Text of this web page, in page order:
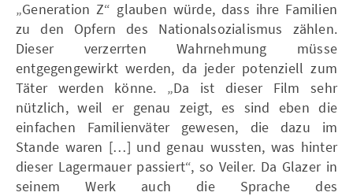
„Generation Z“ glauben würde, dass ihre Familien
zu den Opfern des Nationalsozialismus zählen.
Dieser verzerrten Wahrnehmung müsse
entgegengewirkt werden, da jeder potenziell zum
Täter werden könne. „Da ist dieser Film sehr
nützlich, weil er genau zeigt, es sind eben die
einfachen Familienväter gewesen, die dazu im
Stande waren […] und genau wussten, was hinter
dieser Lagermauer passiert“, so Veiler. Da Glazer in
seinem Werk auch die Sprache des